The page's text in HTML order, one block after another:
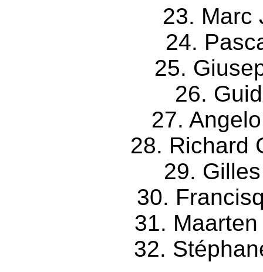
23. Marc
24.
25.
26.
27.
28. Richard
29.
30.
31.
32.